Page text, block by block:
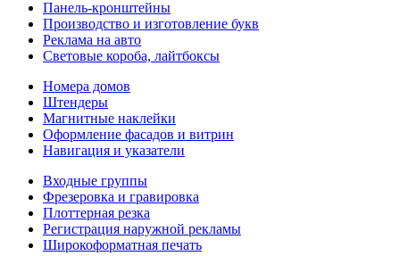
Панель-кронштейны
Производство и изготовление букв
Реклама на авто
Световые короба, лайтбоксы
Номера домов
Штендеры
Магнитные наклейки
Оформление фасадов и витрин
Навигация и указатели
Входные группы
Фрезеровка и гравировка
Плоттерная резка
Регистрация наружной рекламы
Широкоформатная печать